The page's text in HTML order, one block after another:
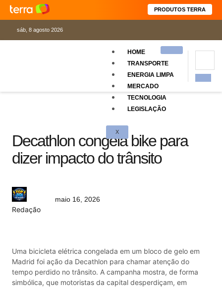
PRODUTOS TERRA
sáb, 8 agosto 2026
HOME
TRANSPORTE
ENERGIA LIMPA
MERCADO
TECNOLOGIA
LEGISLAÇÃO
X
Decathlon congela bike para
dizer impacto do trânsito
Redação
maio 16, 2026
Uma bicicleta elétrica congelada em um bloco de gelo em
Madrid foi ação da Decathlon para chamar atenção do
tempo perdido no trânsito. A campanha mostra, de forma
simbólica, que motoristas da capital desperdiçam, em